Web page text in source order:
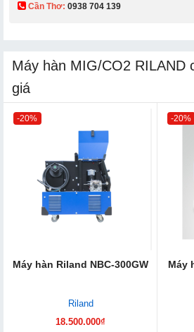
Cần Thơ: 0938 704 139​
Máy hàn MIG/CO2 RILAND
giá
-20%
Máy hàn Riland NBC-300GW
Riland
18.500.000₫
-20%
Máy